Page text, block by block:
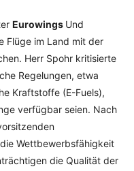
Eurowings Und
Flüge im Land mit der
Herr Spohr kritisierte
Regelungen, etwa
Kraftstoffe (E-Fuels),
verfügbar seien. Nach
Wettbewerbsfähigkeit
die Qualität der